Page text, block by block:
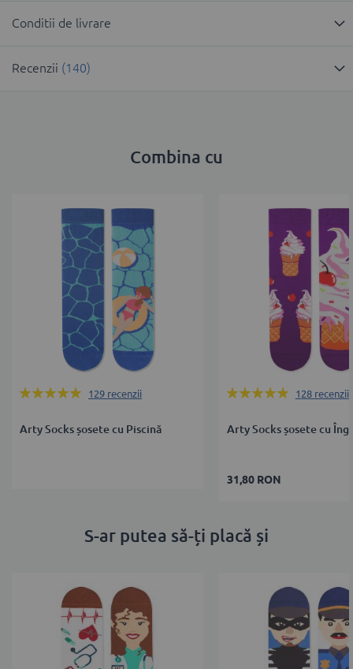
Conditii de livrare
Recenzii 140
Combina cu
Rating:
129 recenzii
Arty Socks șosete cu Piscină
Rating:
128 recenzii
Arty Socks șosete cu
31,80 RON
S-ar putea să-ți placă și